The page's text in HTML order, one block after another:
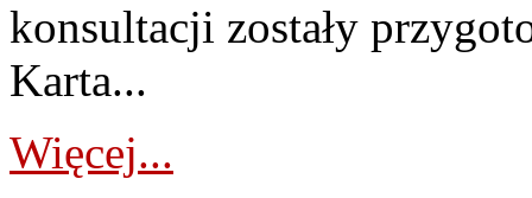
konsultacji zostały
Karta...
Więcej...